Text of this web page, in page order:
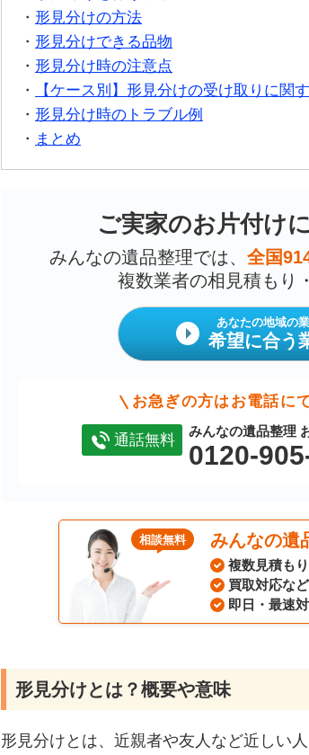
形見分けの方法
形見分けできる品物
形見分け時の注意点
【ケース別】形見分けの受け取りに関
形見分け時のトラブル例
まとめ
ご実家のお片付け
みんなの遺品整理では、 全国
複数業者の相見積もり
あなたの地域の
希望に合う
お急ぎの方はお電話に
通話無料 みんなの遺品整理
0120-
みんなの遺
相談無料
複数見積も
買取対応な
即日・最速
形見分けとは？概要や意味
形見分けとは、近親者や友人など近しい